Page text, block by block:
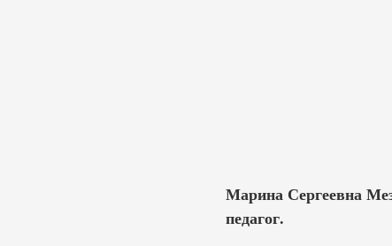
Марина Сергеевна
педагог.